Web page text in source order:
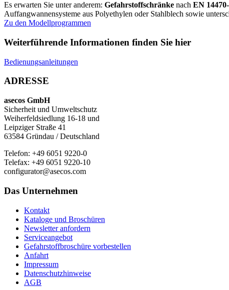
Es erwarten Sie unter anderem: Gefahrstoffschränke nach EN
Auffangwannensysteme aus Polyethylen oder Stahlblech sowie
Zu den Modellprogrammen
Weiterführende Informationen finden Sie hier
Bedienungsanleitungen
ADRESSE
asecos GmbH
Sicherheit und Umweltschutz
Weiherfeldsiedlung 16-18 und
Leipziger Straße 41
63584 Gründau / Deutschland
Telefon: +49 6051 9220-0
Telefax: +49 6051 9220-10
configurator@asecos.com
Das Unternehmen
Kontakt
Kataloge und Broschüren
Newsletter anfordern
Serviceangebot
Gefahrstoffbroschüre vorbestellen
Anfahrt
Impressum
Datenschutzhinweise
AGB